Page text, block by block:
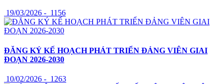
19/03/2026 - 1156
ĐĂNG KÝ KẾ HOẠCH PHÁT TRIỂN ĐẢNG VIÊN GIAI
ĐOẠN 2026-2030
10/02/2026 - 1263